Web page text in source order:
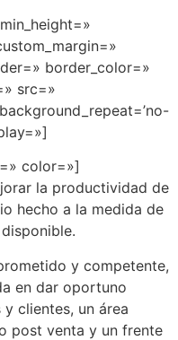
border_color=»
src=»
color=»]
la productividad de
hecho a la medida de
y competente,
en dar oportuno
clientes, un área
post venta y un frente